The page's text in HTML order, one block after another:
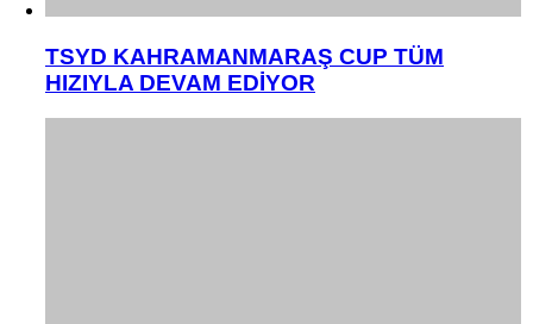
TSYD KAHRAMANMARAŞ CUP TÜM
HIZIYLA DEVAM EDİYOR